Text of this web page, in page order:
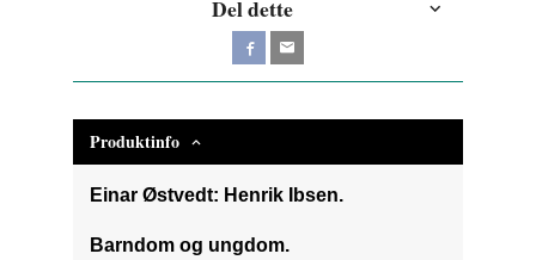
Del dette
Produktinfo
Einar Østvedt: Henrik Ibsen.
Barndom og ungdom.